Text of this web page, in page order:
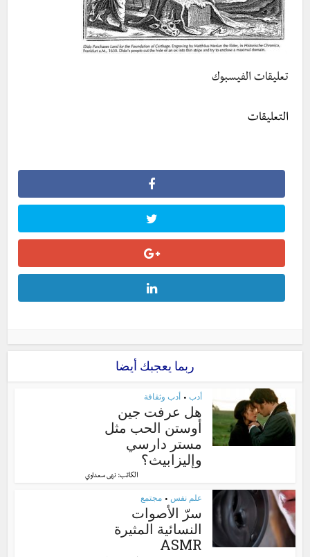
تعليقات الفيسبوك
التعليقات
ربما يعجبك أيضا
أدب • أدب وثقافة
هل عرفت جين
أوستن الحب مثل
مستر دارسي
وإليزابيث؟
الكاتب: نهى سعداوي
علم نفس • مجتمع
سرّ الأصوات
النسائية المثيرة
ASMR